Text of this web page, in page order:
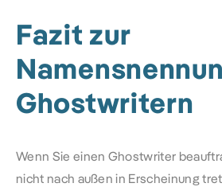
Fazit zur
Ghostwritern
Wenn Sie einen Ghostwriter
nicht nach außen in Erscheinung